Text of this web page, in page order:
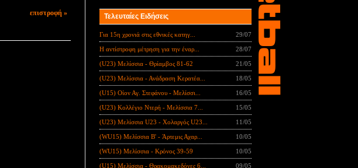
επιστροφή » Τελευταίες Ειδήσεις
Για 15η χρονιά στις εθνικές κατηγ... 29/07
Η αντίστροφη μέτρηση για την έναρ... 28/07
(U23) Μελίσσια - Θρίαμβος 81-62 21/05
(U23) Μελίσσια - Ανάδραση Κερατέα... 18/05
(U15) Οίον Αγ. Στεφάνου - Μελίσσι... 16/05
(U23) Κολλέγιο Ντερή - Μελίσσια 7... 15/05
(U23) Μελίσσια U23 - Χολαργός U23... 11/05
(WU15) Μελίσσια B' - Άρτεμις Αχαρ... 10/05
(WU15) Μελίσσια - Κρόνος 39-59 10/05
(U15) Μελίσσια - Θρακομακεδόνες 6... 09/05